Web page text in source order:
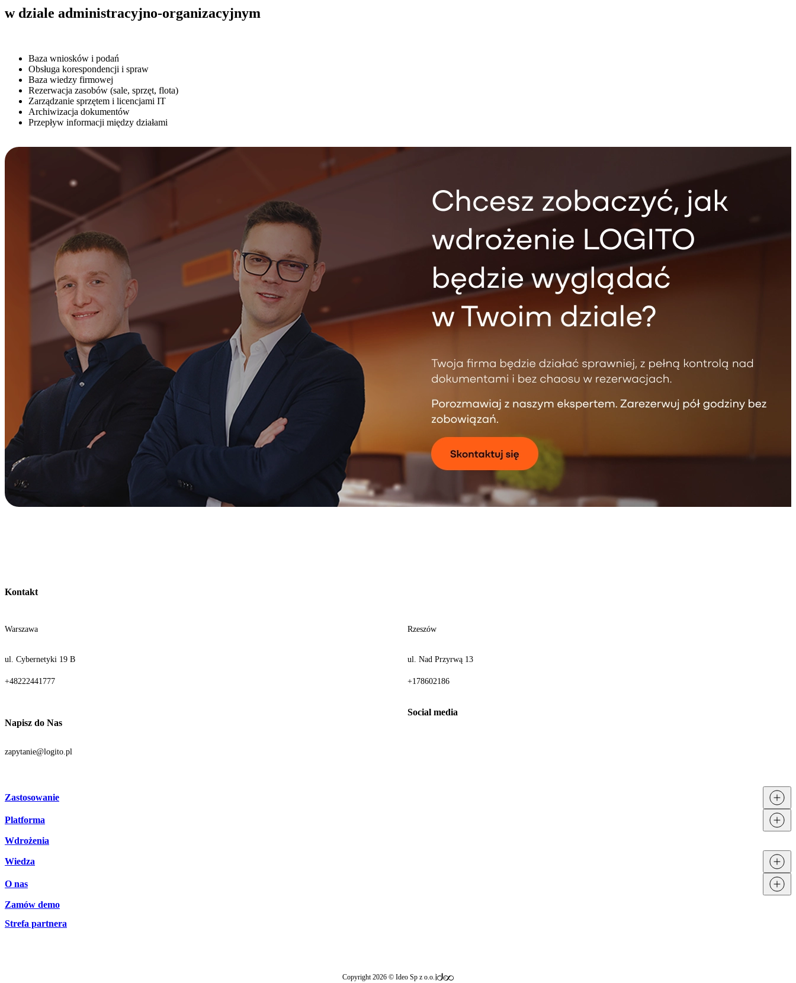
w dziale administracyjno-organizacyjnym
Baza wniosków i podań
Obsługa korespondencji i spraw
Baza wiedzy firmowej
Rezerwacja zasobów (sale, sprzęt, flota)
Zarządzanie sprzętem i licencjami IT
Archiwizacja dokumentów
Przepływ informacji między działami
Kontakt
Warszawa
ul. Cybernetyki 19 B
+48222441777
Rzeszów
ul. Nad Przyrwą 13
+178602186
Napisz do Nas
zapytanie@logito.pl
Zastosowanie
Procesy
Branże
Platforma
Technologia
Licencjonowanie
Wdrożenia
Wiedza
O nas
Zespół Logito
Aktualności
Zamów demo
Strefa partnera
Copyright 2026 © Ideo Sp z o.o.